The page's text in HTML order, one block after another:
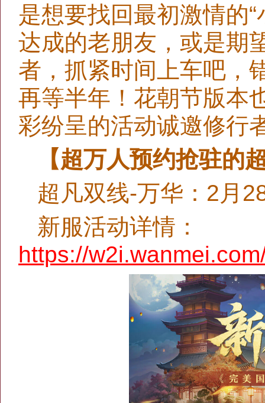
是想要找回最初激情的
达成的老朋友，或是期
者，抓紧时间上车吧，
再等半年！花朝节版本
彩纷呈的活动诚邀修行
【超万人预约抢驻的
超凡双线-万华：2月
新服活动详情：
https://